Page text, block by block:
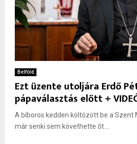
Belföld
Ezt üzente utoljára Erdő
pápaválasztás előtt +
A bíboros kedden költözött be a Szent
már senki sem követhette őt....